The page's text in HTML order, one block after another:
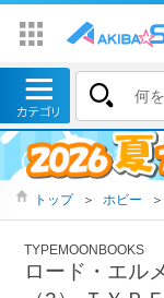
トップ ＞ ホビー ＞
TYPEMOONBOOKS
ロード・エル